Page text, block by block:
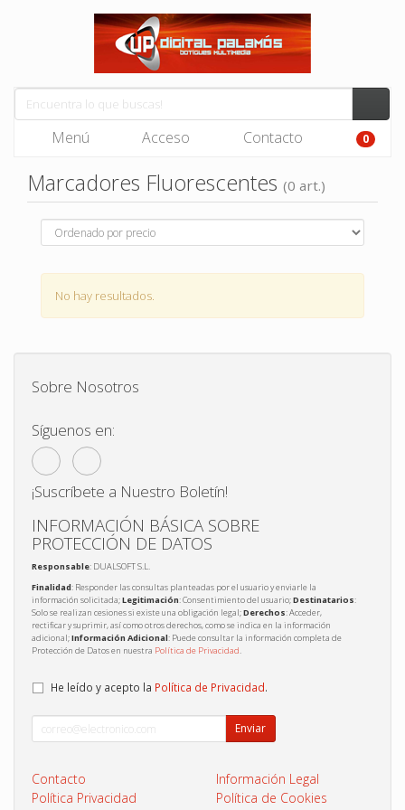
Menú Acceso Contacto 0
Marcadores Fluorescentes (0 art.)
No hay resultados.
Sobre Nosotros
Síguenos en:
¡Suscríbete a Nuestro Boletín!
INFORMACIÓN BÁSICA SOBRE
PROTECCIÓN DE DATOS
Responsable: DUALSOFT S.L.
Finalidad: Responder las consultas planteadas por el usuario y enviarle la
información solicitada;Legitimación: Consentimiento del usuario;Destinatarios:
Solo se realizan cesiones si existe una obligación legal;Derechos: Acceder,
rectificar y suprimir, así como otros derechos, como se indica en la información
adicional;Información Adicional: Puede consultar la información completa de
Protección de Datos en nuestra Política de Privacidad.
He leído y acepto la Política de Privacidad.
Enviar
Contacto
Información Legal
Política Privacidad
Política de Cookies